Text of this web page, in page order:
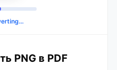
PNG в PDF